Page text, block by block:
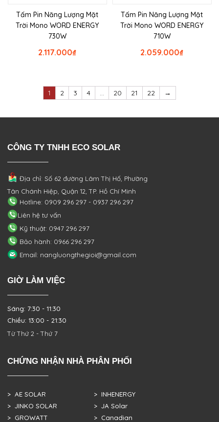
Tấm Pin Năng Lượng Mặt
Trời Mono WORD ENERGY
730W
₫
2.117.000
Tấm Pin Năng Lượng Mặt
Trời Mono WORD ENERGY
710W
₫
2.059.000
1 2 3 4 … 20 21 22 →
CÔNG TY TNHH ECO SOLAR
Địa chỉ: Số 62 đường Lâm Thị Hố, Phường
Tân Chánh Hiệp, Quận 12, TP. Hồ Chí Minh
Hotline: 0909 296 297 - 0937 296 297
Liên hệ tư vấn
Kỹ thuật: 0947 296 297
Bảo hành: 0966 296 297
Email: nangluongthegioi@gmail.com
GIỜ LÀM VIỆC
Sáng: 7:30 - 11:30
Chiều: 13:00 - 21:30
Từ Thứ 2 - Thứ 7
CHỨNG NHẬN NHÀ PHÂN PHỐI
> AE SOLAR
> JINKO SOLAR
> GROWATT
> INHENERGY
> JA Solar
> Canadian